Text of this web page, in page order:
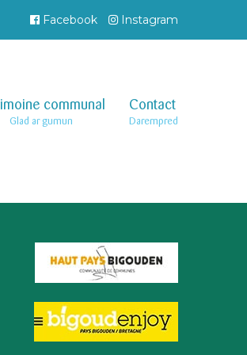
Facebook Instagram
communal
Glad ar gumun
Contact
Darempred